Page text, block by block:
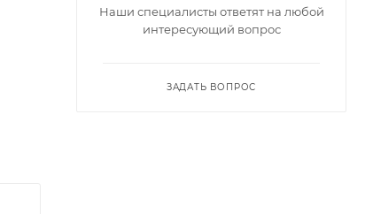
Наши специалисты ответят на любой
интересующий вопрос
ЗАДАТЬ ВОПРОС